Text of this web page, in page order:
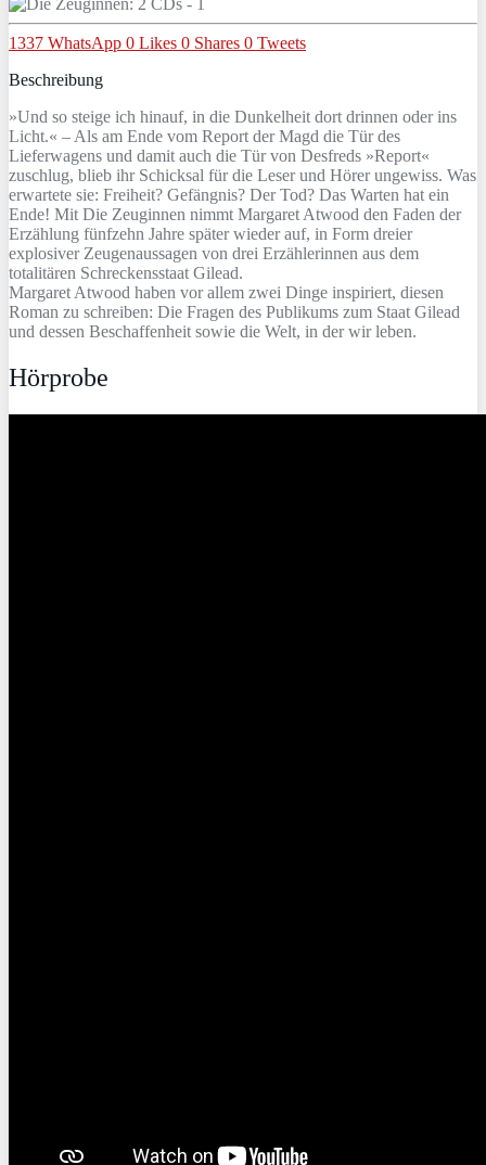
1337 WhatsApp 0 Likes 0 Shares 0 Tweets
Beschreibung
»Und so steige ich hinauf, in die Dunkelheit dort drinnen oder ins
Licht.« – Als am Ende vom Report der Magd die Tür des
Lieferwagens und damit auch die Tür von Desfreds »Report«
zuschlug, blieb ihr Schicksal für die Leser und Hörer ungewiss. Was
erwartete sie: Freiheit? Gefängnis? Der Tod? Das Warten hat ein
Ende! Mit Die Zeuginnen nimmt Margaret Atwood den Faden der
Erzählung fünfzehn Jahre später wieder auf, in Form dreier
explosiver Zeugenaussagen von drei Erzählerinnen aus dem
totalitären Schreckensstaat Gilead.
Margaret Atwood haben vor allem zwei Dinge inspiriert, diesen
Roman zu schreiben: Die Fragen des Publikums zum Staat Gilead
und dessen Beschaffenheit sowie die Welt, in der wir leben.
Hörprobe